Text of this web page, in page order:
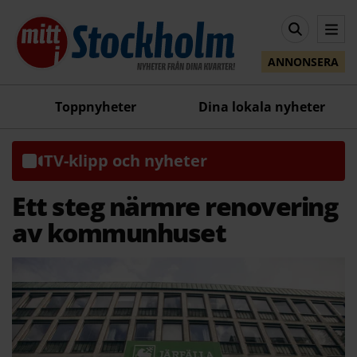
ANNONSERA
Toppnyheter Dina lokala nyheter
TV-klipp och nyheter
Ett steg närmre renovering
av kommunhuset